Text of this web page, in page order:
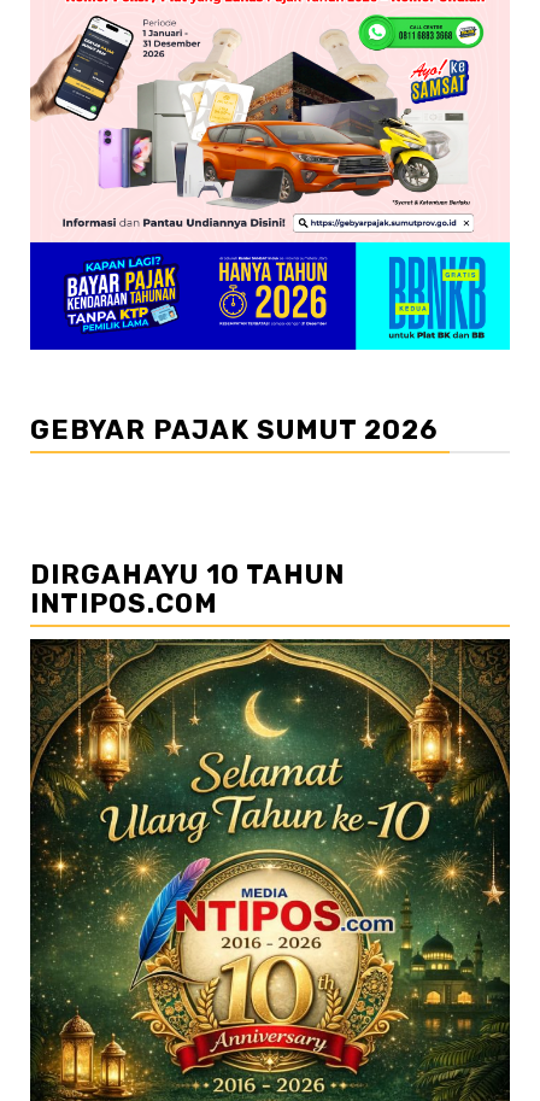
GEBYAR PAJAK SUMUT 2026
DIRGAHAYU 10 TAHUN
INTIPOS.COM